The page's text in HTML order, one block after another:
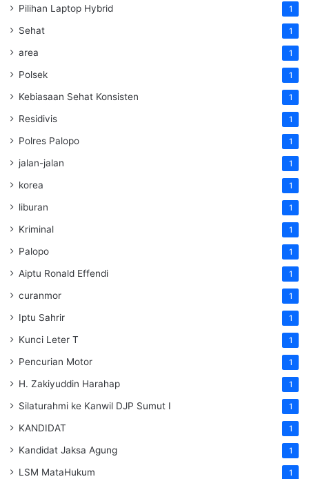
Pilihan Laptop Hybrid 1
Sehat 1
area 1
Polsek 1
Kebiasaan Sehat Konsisten 1
Residivis 1
Polres Palopo 1
jalan-jalan 1
korea 1
liburan 1
Kriminal 1
Palopo 1
Aiptu Ronald Effendi 1
curanmor 1
Iptu Sahrir 1
Kunci Leter T 1
Pencurian Motor 1
H. Zakiyuddin Harahap 1
Silaturahmi ke Kanwil DJP Sumut I 1
KANDIDAT 1
Kandidat Jaksa Agung 1
LSM MataHukum 1